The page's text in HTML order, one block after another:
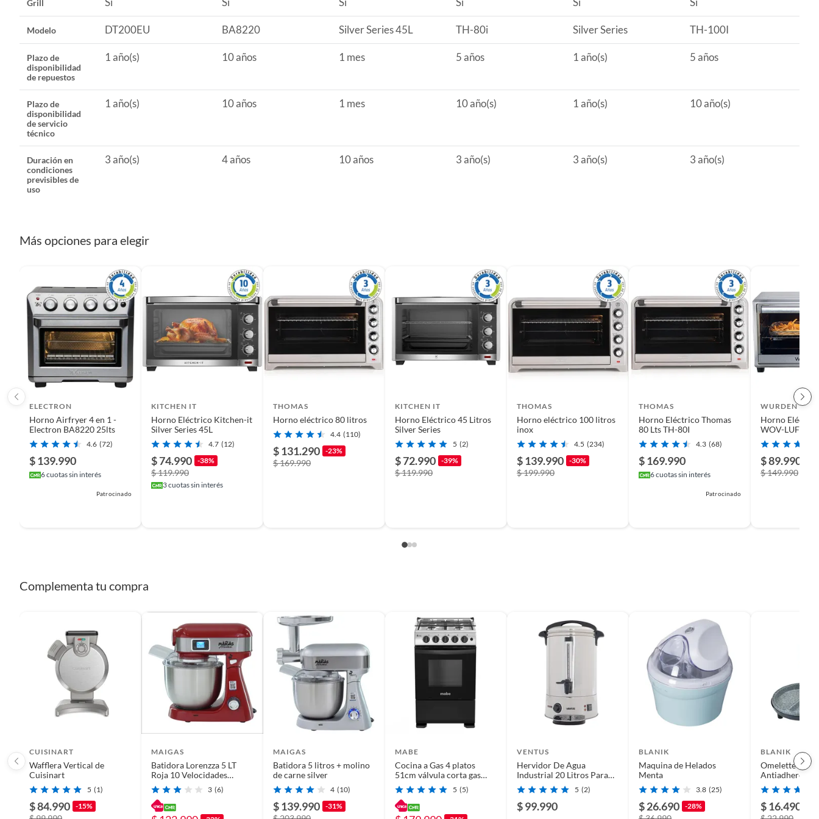
Plazo de disponibilidad de servicio técnico 1 año(s)
Grill
Modelo DT200EU BA8220 Silver Series 45L TH-80i Silver Series TH-100I
Plazo de
disponibilidad
de repuestos
1 año(s) 10 años 1 mes 5 años 1 año(s) 5 años
Plazo de
disponibilidad
de servicio
técnico
1 año(s) 10 años 1 mes 10 año(s) 1 año(s) 10 año(s)
Duración en
condiciones
previsibles de
uso
3 año(s) 4 años 10 años 3 año(s) 3 año(s) 3 año(s)
Más opciones para elegir
ELECTRON
Horno Airfryer 4 en 1 -
Electron BA8220 25lts
4.6 (72)
$ 139.990
6cuotas sin interés
Patrocinado
KITCHEN IT
Horno Eléctrico Kitchen-it
Silver Series 45L
4.7 (12)
$ 74.990 -38%
$ 119.990
3cuotas sin interés
THOMAS
Horno eléctrico 80 litros
4.4 (110)
$ 131.290 -23%
$ 169.990
KITCHEN IT
Horno Eléctrico 45 Litros
Silver Series
5 (2)
$ 72.990 -39%
$ 119.990
THOMAS
Horno eléctrico 100 litros
inox
4.5 (234)
$ 139.990 -30%
$ 199.990
THOMAS
Horno Eléctrico Thomas
80 Lts TH-80I
4.3 (68)
$ 169.990
6cuotas sin interés
Patrocinado
WURDEN
Horno
WOV-LUFT32-
$ 89.990
$ 149.990
Complementa tu compra
CUISINART
Wafflera Vertical de
Cuisinart
5 (1)
$ 84.990 -15%
MAIGAS
Batidora Lorenzza 5 LT
Roja 10 Velocidades
SC265DR
3 (6)
MAIGAS
Batidora 5 litros + molino
de carne silver
4 (10)
$ 139.990 -31%
MABE
Cocina a Gas 4 platos
51cm válvula corta gas
CMC5115AX0 Mabe
5 (5)
VENTUS
Hervidor De Agua
Industrial 20 Litros Para
Negocios
5 (2)
$ 99.990
BLANIK
Maquina de Helados
Menta
3.8 (25)
$ 26.690 -28%
BLANIK
Omelette
Antiadherente
$ 16.490